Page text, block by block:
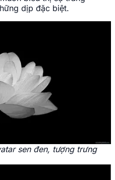
dịp đặc biệt.
sen đen, tượng trưng